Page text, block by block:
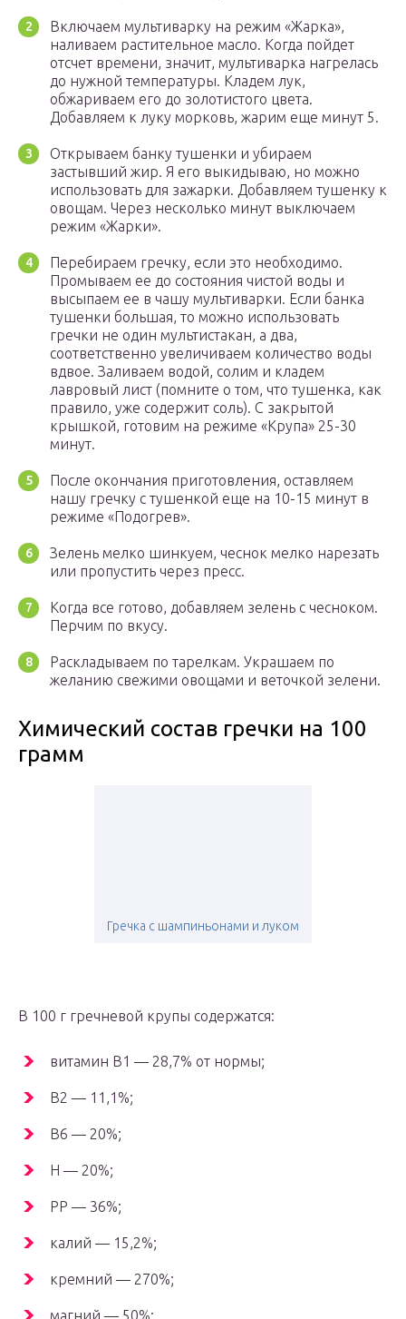
Включаем мультиварку на режим «Жарка»,
наливаем растительное масло. Когда пойдет
отсчет времени, значит, мультиварка нагрелась
до нужной температуры. Кладем лук,
обжариваем его до золотистого цвета.
Добавляем к луку морковь, жарим еще минут 5.
Открываем банку тушенки и убираем
застывший жир. Я его выкидываю, но можно
использовать для зажарки. Добавляем тушенку к
овощам. Через несколько минут выключаем
режим «Жарки».
Перебираем гречку, если это необходимо.
Промываем ее до состояния чистой воды и
высыпаем ее в чашу мультиварки. Если банка
тушенки большая, то можно использовать
гречки не один мультистакан, а два,
соответственно увеличиваем количество воды
вдвое. Заливаем водой, солим и кладем
лавровый лист (помните о том, что тушенка, как
правило, уже содержит соль). С закрытой
крышкой, готовим на режиме «Крупа» 25-30
минут.
После окончания приготовления, оставляем
нашу гречку с тушенкой еще на 10-15 минут в
режиме «Подогрев».
Зелень мелко шинкуем, чеснок мелко нарезать
или пропустить через пресс.
Когда все готово, добавляем зелень с чесноком.
Перчим по вкусу.
Раскладываем по тарелкам. Украшаем по
желанию свежими овощами и веточкой зелени.
Химический состав гречки на 100
грамм
Гречка с шампиньонами и луком
В 100 г гречневой крупы содержатся:
витамин В1 — 28,7% от нормы;
В2 — 11,1%;
В6 — 20%;
Н — 20%;
РР — 36%;
калий — 15,2%;
кремний — 270%;
магний — 50%;